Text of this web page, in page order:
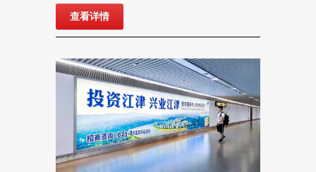
查看详情